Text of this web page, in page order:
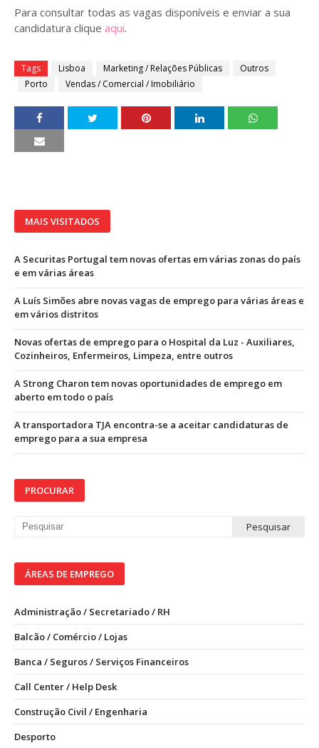
Para consultar todas as vagas disponíveis e enviar a sua
candidatura clique aqui.
Tags Lisboa Marketing / Relações Públicas
Outros
Porto
Vendas / Comercial / Imobiliário
MAIS VISITADOS
A Securitas Portugal tem novas ofertas em várias zonas do país
e em várias áreas
A Luís Simões abre novas vagas de emprego para várias áreas e
em vários distritos
Novas ofertas de emprego para o Hospital da Luz - Auxiliares,
Cozinheiros, Enfermeiros, Limpeza, entre outros
A Strong Charon tem novas oportunidades de emprego em
aberto em todo o país
A transportadora TJA encontra-se a aceitar candidaturas de
emprego para a sua empresa
PROCURAR
ÁREAS DE EMPREGO
Administração / Secretariado / RH
Balcão / Comércio / Lojas
Banca / Seguros / Serviços Financeiros
Call Center / Help Desk
Construção Civil / Engenharia
Desporto